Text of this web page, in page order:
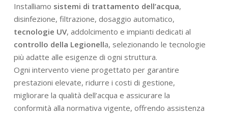
Installiamo sistemi di trattamento dell’acqua,
disinfezione, filtrazione, dosaggio automatico,
tecnologie UV, addolcimento e impianti dedicati al
controllo della Legionella, selezionando le tecnologie
più adatte alle esigenze di ogni struttura.
Ogni intervento viene progettato per garantire
prestazioni elevate, ridurre i costi di gestione,
migliorare la qualità dell’acqua e assicurare la
conformità alla normativa vigente, offrendo assistenza